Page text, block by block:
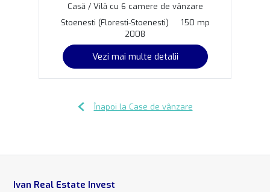
Casă / Vilă cu 6 camere de vânzare
Stoenesti (Floresti-Stoenesti)
150 mp
2008
Vezi mai multe detalii
Înapoi la Case de vânzare
Ivan Real Estate Invest